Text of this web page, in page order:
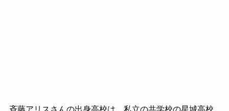
斉藤アリスさんの出身高校は、私立の共学校の星城高校